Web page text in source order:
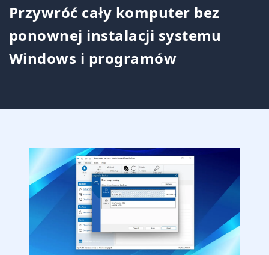
Przywróć cały komputer bez
ponownej instalacji systemu
Windows i programów